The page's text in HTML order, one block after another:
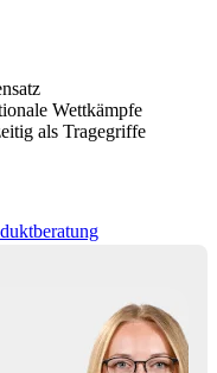
Wettkämpfe
als Tragegriffe